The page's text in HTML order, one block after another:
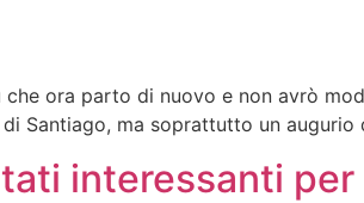
ora parto di nuovo e non avrò
Santiago, ma soprattutto un augurio
interessanti